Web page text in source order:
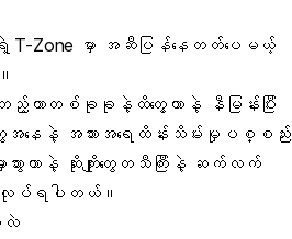
T-Zone မှ ာ အဆီပြန်နေတတ်ပေမယ့်
တည့်တာတစ်ခုခုနဲ့ထိတွေ့တာနဲ့ နီမြန်းပြီး
အနေနဲ့ အသားအရေထိန်းသိမ်းမှုပစ္စည်း
ားတာနဲ့ ဆိုးကျိုးတွေတသီကြီးနဲ့ ဆက်လက်
က်လုပ်ရပါတယ်။
လဲ